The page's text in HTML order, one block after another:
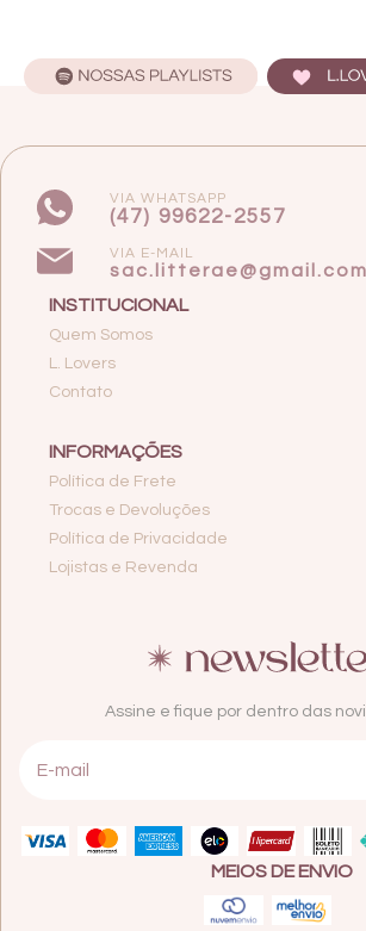
VIA WHATSAPP
(47) 99622-2557
VIA E-MAIL
sac.litterae@gmail.com
INSTITUCIONAL
Quem Somos
L. Lovers
Contato
INFORMAÇÕES
Política de Frete
Trocas e Devoluções
Política de Privacidade
Lojistas e Revenda
Assine e fique por dentro das
MEIOS DE ENVIO